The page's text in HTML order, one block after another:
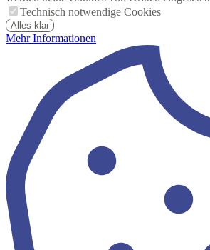
Technisch notwendige Cookies
Alles klar
Mehr Informationen